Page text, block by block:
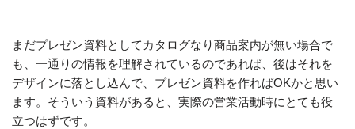
まだプレゼン資料としてカタログなり商品案内が無い場合で
も、一通りの情報を理解されているのであれば、後はそれを
デザインに落とし込んで、プレゼン資料を作ればOKかと思い
ます。そういう資料があると、実際の営業活動時にとても役
立つはずです。